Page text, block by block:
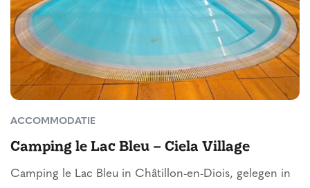
ACCOMMODATIE
Camping le Lac Bleu – Ciela Village
Camping le Lac Bleu in Châtillon-en-Diois, gelegen in